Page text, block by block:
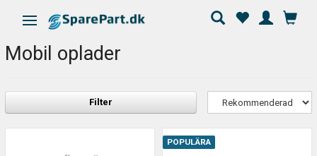
Ändra navigering
Mobil oplader
Filter
POPULÄRA